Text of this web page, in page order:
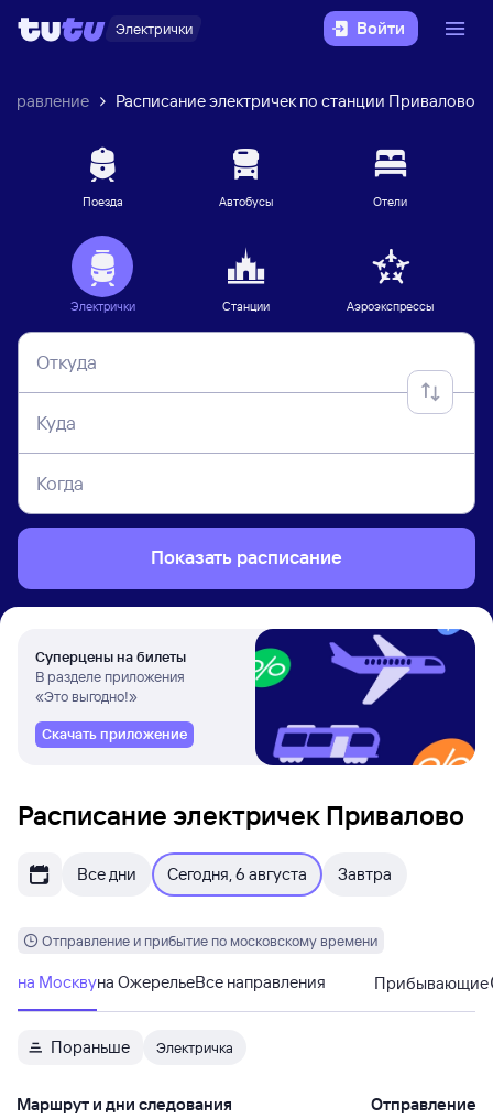
Электрички Войти
Расписание электричек по станции Привалово
Поезда Автобусы Отели
Электрички Станции Аэроэкспрессы
Откуда
Куда
Когда
Показать расписание
Суперцены на билеты
В разделе приложения
«Это выгодно!»
Скачать приложение
Расписание электричек Привалово
Все дни Сегодня, 6 августа Завтра
Отправление и прибытие по московскому времени
на Москвуна ОжерельеВсе направления Прибывающие
Пораньше Электричка
Маршрут и дни следования Отправление